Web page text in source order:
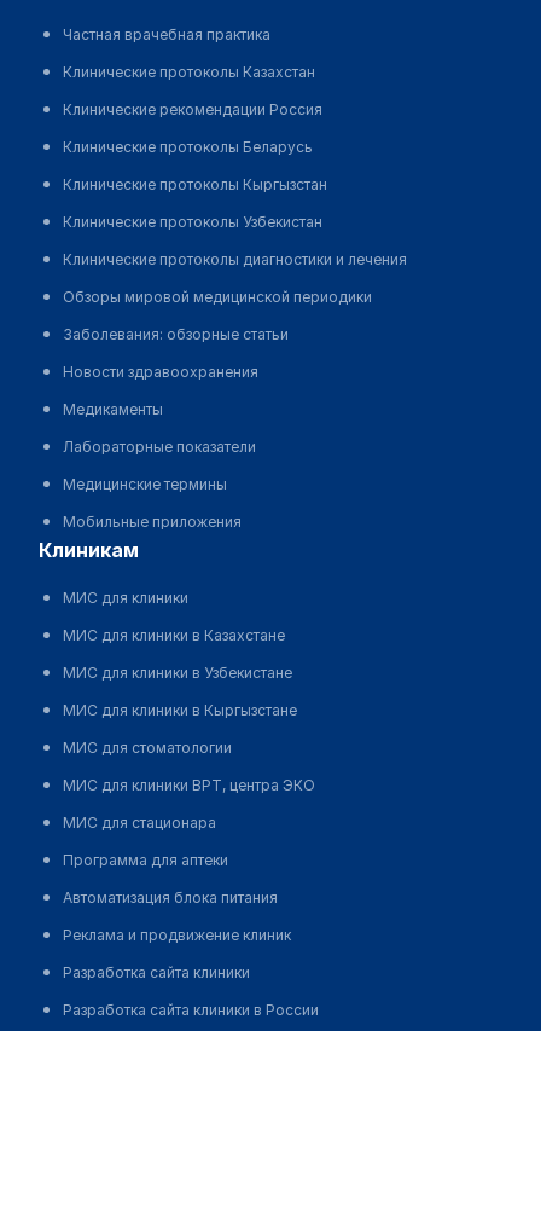
Частная врачебная практика
Клинические протоколы Казахстан
Клинические рекомендации Россия
Клинические протоколы Беларусь
Клинические протоколы Кыргызстан
Клинические протоколы Узбекистан
Клинические протоколы диагностики и лечения
Обзоры мировой медицинской периодики
Заболевания: обзорные статьи
Новости здравоохранения
Медикаменты
Лабораторные показатели
Медицинские термины
Мобильные приложения
клиникам
МИС для клиники
МИС для клиники в Казахстане
МИС для клиники в Узбекистане
МИС для клиники в Кыргызстане
МИС для стоматологии
МИС для клиники ВРТ, центра ЭКО
МИС для стационара
Программа для аптеки
Автоматизация блока питания
Реклама и продвижение клиник
Разработка сайта клиники
Разработка сайта клиники в России